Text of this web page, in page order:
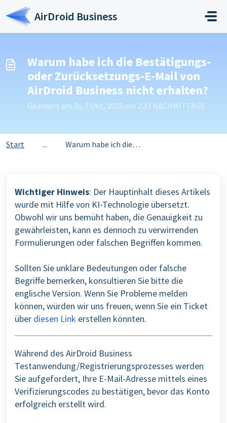
Zum hauptsächlichen Inhalt gehen
AirDroid Business
Warum habe ich die Bestätigungs-
oder Zurücksetzungs-E-Mail von
AirDroid Business nicht erhalten?
Geändert am Di, 7 Okt, 2025 um 2:33 NACHMITTAGS
Start ... Warum habe ich die Bestätigungs- oder Zurücksetzungs-E-Ma...
Wichtiger Hinweis: Der Hauptinhalt dieses Artikels
wurde mit Hilfe von KI-Technologie übersetzt.
Obwohl wir uns bemüht haben, die Genauigkeit zu
gewährleisten, kann es dennoch zu verwirrenden
Formulierungen oder falschen Begriffen kommen.
Sollten Sie unklare Bedeutungen oder falsche
Begriffe bemerken, konsultieren Sie bitte die
englische Version. Wenn Sie Probleme melden
können, würden wir uns freuen, wenn Sie ein Ticket
über diesen Link erstellen könnten.
Während des AirDroid Business
Testanwendung/Registrierungsprozesses werden
Sie aufgefordert, Ihre E-Mail-Adresse mittels eines
Verifizierungscodes zu bestätigen, bevor das Konto
erfolgreich erstellt wird.